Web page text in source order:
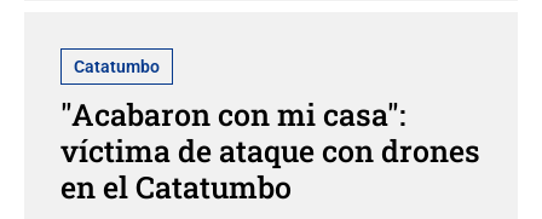
Catatumbo
"Acabaron con mi casa":
víctima de ataque con drones
en el Catatumbo